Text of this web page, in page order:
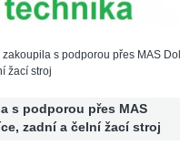
s podporou přes MAS
žací stroj
s podporou přes MAS
zadní a čelní žací stroj